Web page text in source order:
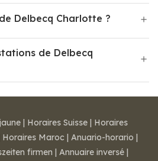
Delbecq Charlotte ?
de Delbecq
| Horaires Suisse | Horaires
Horaires Maroc | Anuario-horario |
firmen | Annuaire inversé |